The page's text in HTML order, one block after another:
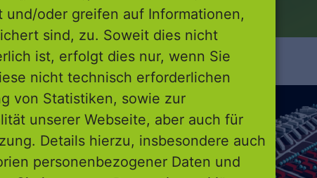
und/oder greifen auf Informationen,
sind, zu. Soweit dies nicht
ist, erfolgt dies nur, wenn Sie
nicht technisch erforderlichen
von Statistiken, sowie zur
unserer Webseite, aber auch für
Details hierzu, insbesondere auch
personenbezogener Daten und